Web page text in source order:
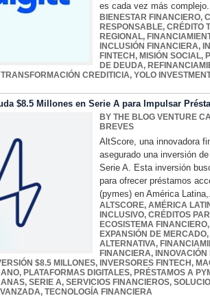
es cada vez más
BIENESTAR FINANCIERO,
RESPONSABLE, CRÉDITO
REGIONAL,
INCLUSIÓN FINANCIERA,
FINTECH , MISIÓN SOCIAL,
DE DEUDA,
TRANSFORMACIÓN CREDITICIA, YOLO
$8.5 Millones en Serie A para Impulsar
BY THE BLOG VENTURE
BREVES
AltScore, una innovadora
asegurado una inversión
Serie A. Esta inversión
para ofrecer préstamos
(pymes) en América
ALTSCORE, AMÉRICA
INCLUSIVO, CRÉDITOS
ECOSISTEMA FINANCIERO,
EXPANSIÓN DE MERCADO,
ALTERNATIVA,
FINANCIERA,
$8.5 MILLONES, INVERSORES FINTECH ,
, PLATAFORMAS DIGITALES, PRÉSTAMOS A
, SERIE A, SERVICIOS FINANCIEROS,
, TECNOLOGÍA FINANCIERA